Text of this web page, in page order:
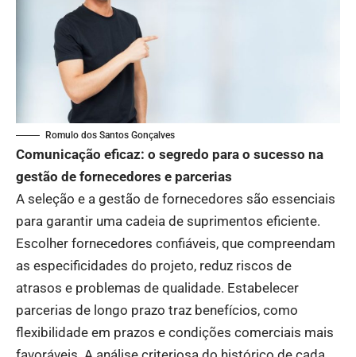
Romulo dos Santos Gonçalves
Comunicação eficaz: o segredo para o sucesso na
gestão de fornecedores e parcerias
A seleção e a gestão de fornecedores são essenciais
para garantir uma cadeia de suprimentos eficiente.
Escolher fornecedores confiáveis, que compreendam
as especificidades do projeto, reduz riscos de
atrasos e problemas de qualidade. Estabelecer
parcerias de longo prazo traz benefícios, como
flexibilidade em prazos e condições comerciais mais